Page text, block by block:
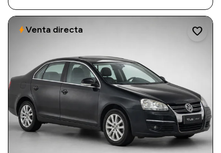
favorite
boltVenta directa